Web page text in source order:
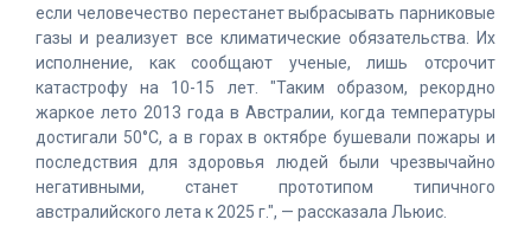
если человечество перестанет выбрасывать парниковые
газы и реализует все климатические обязательства. Их
исполнение, как сообщают ученые, лишь отсрочит
катастрофу на 10-15 лет. "Таким образом, рекордно
жаркое лето 2013 года в Австралии, когда температуры
достигали 50°C, а в горах в октябре бушевали пожары и
последствия для здоровья людей были чрезвычайно
негативными, станет прототипом типичного
австралийского лета к 2025 г.", — рассказала Льюис.